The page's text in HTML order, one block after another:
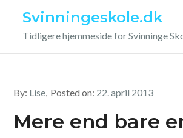
content
Svinningeskole.dk
Tidligere hjemmeside for Svinninge
By: Lise Posted on: 22. april 2013
Mere end bare